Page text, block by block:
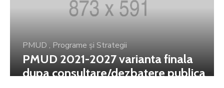
PMUD , Programe și Strategii
PMUD 2021-2027 varianta finala
dupa consultare/dezbatere publica